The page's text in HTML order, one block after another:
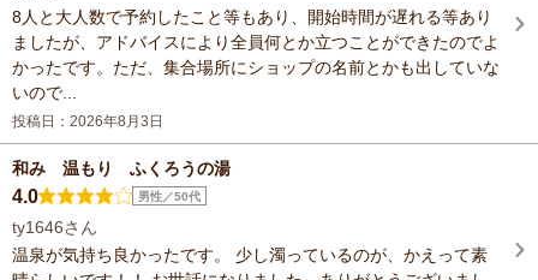
8人と大人数で予約したこと等もあり、開始時間が遅れる等あり
ましたが、アドバイスにより全員何とか立つことができたのでよ
かったです。ただ、集合場所にショップの名前とかも出していな
いので...
投稿日：2026年8月3日
和み 温もり ふくろうの湯
4.0 男性／50代
ty1646さん
温泉が気持ち良かったです。 少し濁っているのが、かえって素